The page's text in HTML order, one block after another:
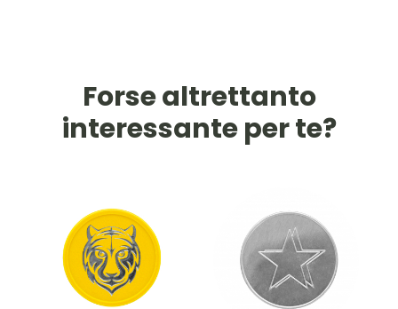
Forse altrettanto
interessante per te?